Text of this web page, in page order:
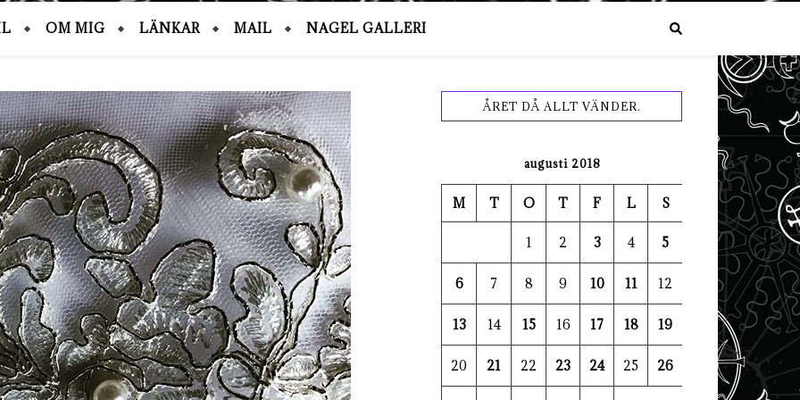
OM MIG LÄNKAR MAIL NAGEL GALLERI
ÅRET DÅ ALLT VÄNDER.
augusti 2018
M T O T F L S
1 2 3 4 5
6 7 8 9 10 11 12
13 14 15 16 17 18 19
20 21 22 23 24 25 26